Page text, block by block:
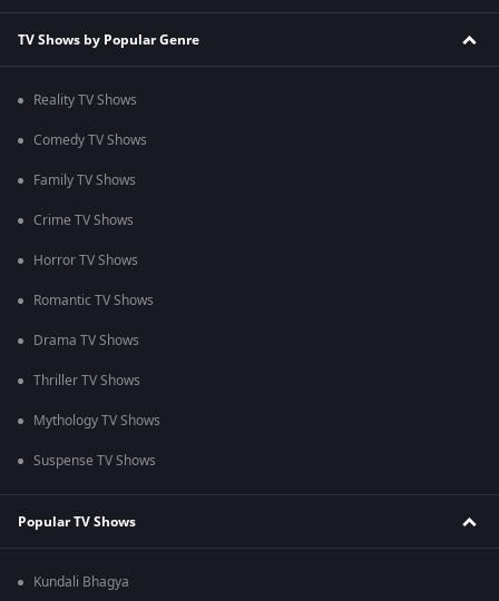
TV Shows by Popular Genre
Reality TV Shows
Comedy TV Shows
Family TV Shows
Crime TV Shows
Horror TV Shows
Romantic TV Shows
Drama TV Shows
Thriller TV Shows
Mythology TV Shows
Suspense TV Shows
Popular TV Shows
Kundali Bhagya